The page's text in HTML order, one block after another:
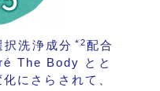
択洗浄成分 ＊2配合
The Body とと
にさらされて、